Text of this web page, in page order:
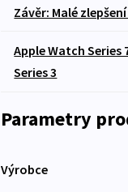
Závěr: Malé
Apple Watch Series
Series 3
Parametry
Výrobce